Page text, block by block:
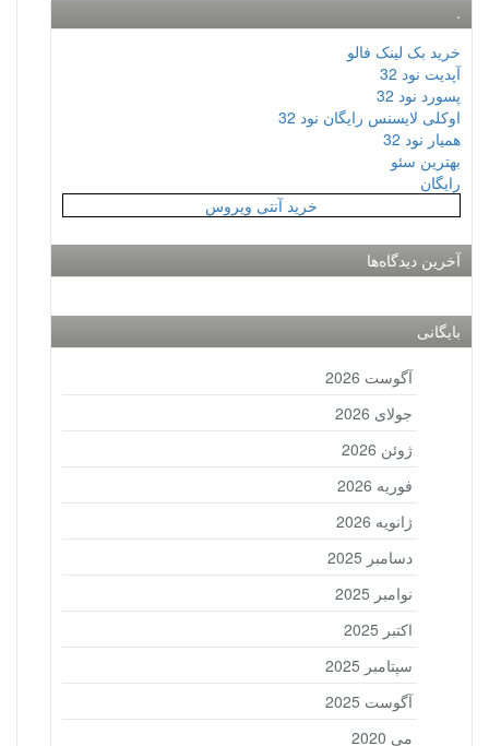
.
خرید بک لینک فالو
آپدیت نود 32
پسورد نود 32
اوکلی لایسنس رایگان نود 32
همیار نود 32
بهترین سئو
رایگان
خرید آنتی ویروس
آخرین دیدگاه‌ها
بایگانی
آگوست 2026
جولای 2026
ژوئن 2026
فوریه 2026
ژانویه 2026
دسامبر 2025
نوامبر 2025
اکتبر 2025
سپتامبر 2025
آگوست 2025
می 2020